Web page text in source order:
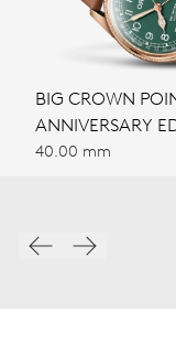
BIG CROWN
ANNIVERSARY
40.00 mm